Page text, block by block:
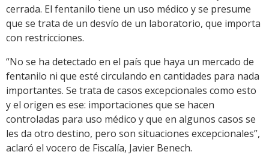
cerrada. El fentanilo tiene un uso médico y se presume
que se trata de un desvío de un laboratorio, que importa
con restricciones.
“No se ha detectado en el país que haya un mercado de
fentanilo ni que esté circulando en cantidades para nada
importantes. Se trata de casos excepcionales como esto
y el origen es ese: importaciones que se hacen
controladas para uso médico y que en algunos casos se
les da otro destino, pero son situaciones excepcionales”,
aclaró el vocero de Fiscalía, Javier Benech.